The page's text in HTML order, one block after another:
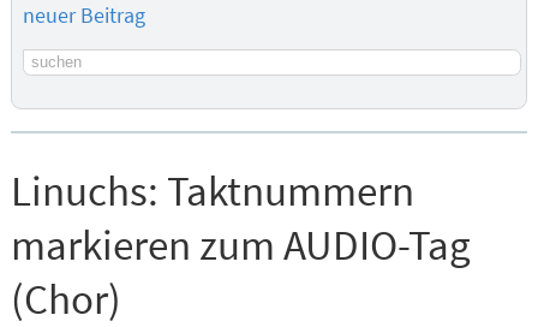
neuer Beitrag
Suchbegriff
Linuchs: Taktnummern
markieren zum AUDIO-Tag
(Chor)